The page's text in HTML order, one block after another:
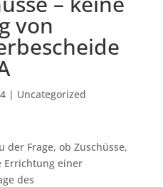
von
| Uncategorized
der Frage, ob Zuschüsse,
Errichtung einer
des